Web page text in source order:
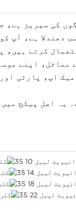
سرخ رنگوں کی
دھندلا ہے، آپ
کا استعمال
مماثل، اپنے
یہ اصل پیکج